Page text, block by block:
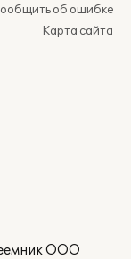
об ошибке
Карта сайта
ООО